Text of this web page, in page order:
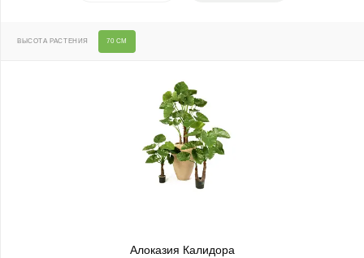
ВЫСОТА РАСТЕНИЯ 70 СМ
Алоказия Калидора